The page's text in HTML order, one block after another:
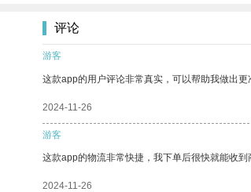
评论
游客
这款app的用户评论非常真实，可以帮助我做出更
2024-11-26
游客
这款app的物流非常快捷，我下单后很快就能收到
2024-11-26